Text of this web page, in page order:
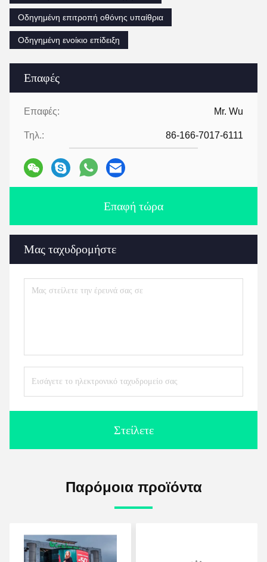
Επαφές
Επαφές: Mr. Wu
Τηλ.: 86-166-7017-6111
Επαφή τώρα
Μας ταχυδρομήστε
Στείλετε
Οδηγημένη επιτροπή οθόνης υπαίθρια
Οδηγημένη ενοίκιο επίδειξη
Παρόμοια προϊόντα